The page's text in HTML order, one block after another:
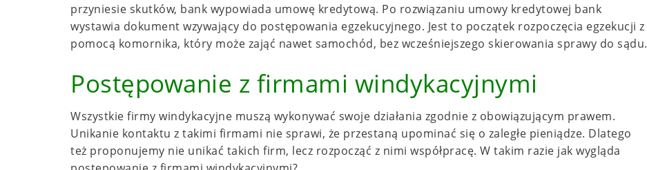
przyniesie skutków, bank wypowiada umowę kredytową. Po rozwiązaniu umowy kredytowej bank
wystawia dokument wzywający do postępowania egzekucyjnego. Jest to początek rozpoczęcia egzekucji z
pomocą komornika, który może zająć nawet samochód, bez wcześniejszego skierowania sprawy do sądu.
Postępowanie z firmami windykacyjnymi
Wszystkie firmy windykacyjne muszą wykonywać swoje działania zgodnie z obowiązującym prawem.
Unikanie kontaktu z takimi firmami nie sprawi, że przestaną upominać się o zaległe pieniądze. Dlatego
też proponujemy nie unikać takich firm, lecz rozpocząć z nimi współpracę. W takim razie jak wygląda